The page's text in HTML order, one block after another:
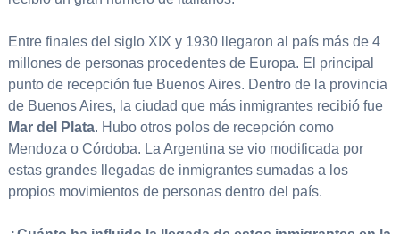
Entre finales del siglo XIX y 1930 llegaron al país más de 4
millones de personas procedentes de Europa. El principal
punto de recepción fue Buenos Aires. Dentro de la provincia
de Buenos Aires, la ciudad que más inmigrantes recibió fue
Mar del Plata. Hubo otros polos de recepción como
Mendoza o Córdoba. La Argentina se vio modificada por
estas grandes llegadas de inmigrantes sumadas a los
propios movimientos de personas dentro del país.